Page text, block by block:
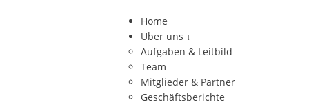
Home
Über uns ↓
Aufgaben & Leitbild
Team
Mitglieder & Partner
Geschäftsberichte